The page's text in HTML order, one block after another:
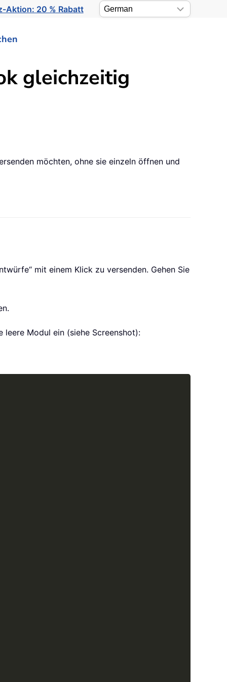
Aktion: 20 % Rabatt
gleichzeitig
möchten, ohne sie einzeln öffnen und
mit einem Klick zu versenden. Gehen Sie
Modul ein (siehe Screenshot):